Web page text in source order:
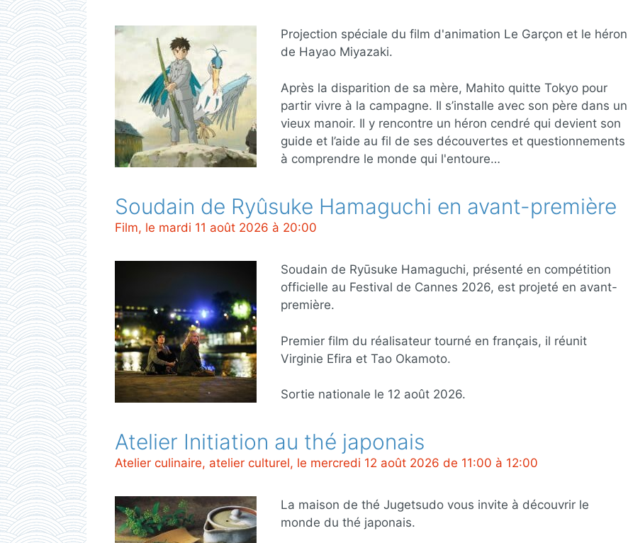
Projection spéciale du film d'animation Le Garçon et le héron
de Hayao Miyazaki.
Après la disparition de sa mère, Mahito quitte Tokyo pour
partir vivre à la campagne. Il s’installe avec son père dans un
vieux manoir. Il y rencontre un héron cendré qui devient son
guide et l’aide au fil de ses découvertes et questionnements
à comprendre le monde qui l'entoure…
Soudain de Ryûsuke Hamaguchi en avant-première
Film, le mardi 11 août 2026 à 20:00
Soudain de Ryūsuke Hamaguchi, présenté en compétition
officielle au Festival de Cannes 2026, est projeté en avant-
première.
Premier film du réalisateur tourné en français, il réunit
Virginie Efira et Tao Okamoto.
Sortie nationale le 12 août 2026.
Atelier Initiation au thé japonais
Atelier culinaire, atelier culturel, le mercredi 12 août 2026 de 11:00 à 12:00
La maison de thé Jugetsudo vous invite à découvrir le
monde du thé japonais.